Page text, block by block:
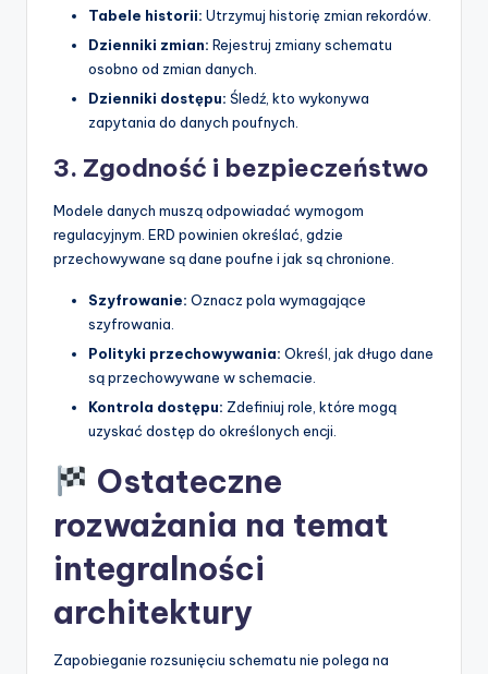
Tabele historii: Utrzymuj historię zmian rekordów.
Dzienniki zmian: Rejestruj zmiany schematu
osobno od zmian danych.
Dzienniki dostępu: Śledź, kto wykonywa
zapytania do danych poufnych.
3. Zgodność i bezpieczeństwo
Modele danych muszą odpowiadać wymogom
regulacyjnym. ERD powinien określać, gdzie
przechowywane są dane poufne i jak są chronione.
Szyfrowanie: Oznacz pola wymagające
szyfrowania.
Polityki przechowywania: Określ, jak długo dane
są przechowywane w schemacie.
Kontrola dostępu: Zdefiniuj role, które mogą
uzyskać dostęp do określonych encji.
Ostateczne
rozważania na temat
integralności
architektury
Zapobieganie rozsunięciu schematu nie polega na